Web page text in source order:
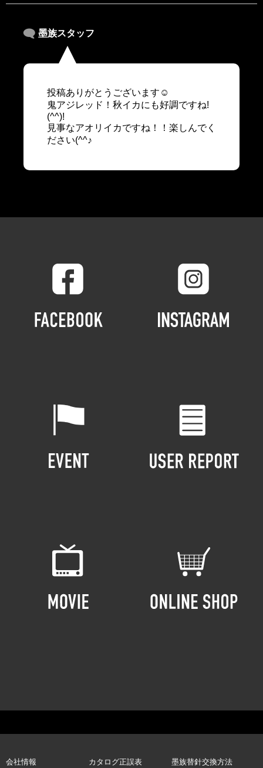
墨族スタッフ
投稿ありがとうございます☺
鬼アジレッド！秋イカにも好調ですね!
(^^)!
見事なアオリイカですね！！楽しんでく
ださい(^^♪
会社情報
カタログ正誤表
墨族替針交換方法